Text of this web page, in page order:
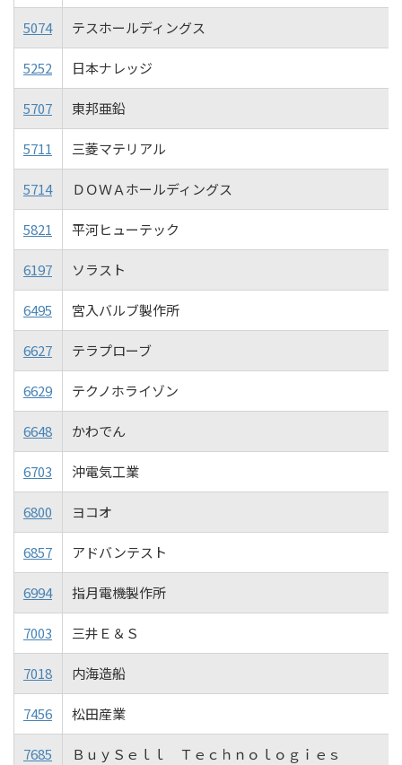
5074 テスホールディングス
5252 日本ナレッジ
5707 東邦亜鉛
5711 三菱マテリアル
5714 ＤＯＷＡホールディングス
5821 平河ヒューテック
6197 ソラスト
6495 宮入バルブ製作所
6627 テラプローブ
6629 テクノホライゾン
6648 かわでん
6703 沖電気工業
6800 ヨコオ
6857 アドバンテスト
6994 指月電機製作所
7003 三井Ｅ＆Ｓ
7018 内海造船
7456 松田産業
7685 ＢｕｙＳｅｌｌ Ｔｅｃｈｎｏｌｏｇｉｅｓ